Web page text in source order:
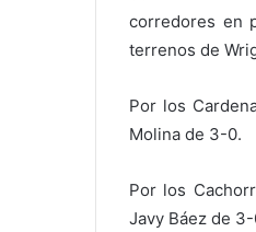
corredores en
terrenos de
Por los
Molina de 3-0.
Por los
Javy Báez de